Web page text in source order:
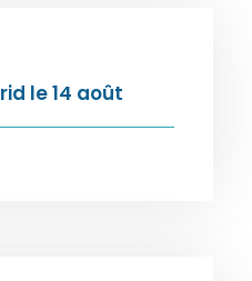
le 14 août